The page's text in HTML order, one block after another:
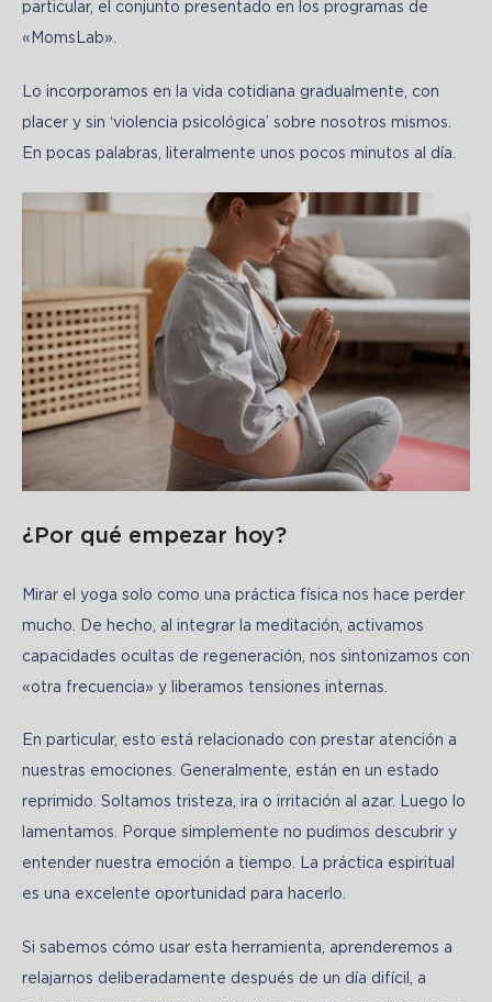
particular, el conjunto presentado en los programas de
«MomsLab».
Lo incorporamos en la vida cotidiana gradualmente, con
placer y sin ‘violencia psicológica’ sobre nosotros mismos.
En pocas palabras, literalmente unos pocos minutos al día.
¿Por qué empezar hoy?
Mirar el yoga solo como una práctica física nos hace perder
mucho. De hecho, al integrar la meditación, activamos
capacidades ocultas de regeneración, nos sintonizamos con
«otra frecuencia» y liberamos tensiones internas.
En particular, esto está relacionado con prestar atención a
nuestras emociones. Generalmente, están en un estado
reprimido. Soltamos tristeza, ira o irritación al azar. Luego lo
lamentamos. Porque simplemente no pudimos descubrir y
entender nuestra emoción a tiempo. La práctica espiritual
es una excelente oportunidad para hacerlo.
Si sabemos cómo usar esta herramienta, aprenderemos a
relajarnos deliberadamente después de un día difícil, a